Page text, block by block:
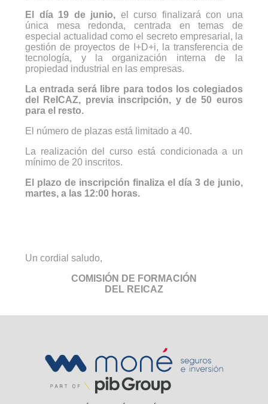
El día 19 de junio, el curso finalizará con una
única mesa redonda, centrada en temas de
especial actualidad como el secreto empresarial, la
gestión de proyectos de I+D+i, la transferencia de
tecnología, y la organización interna de la
propiedad industrial en las empresas.
La entrada será libre para todos los colegiados
del ReICAZ, previa inscripción, y de 50 euros
para el resto.
El número de plazas está limitado a 40.
La realización del curso está condicionada a un
mínimo de 20 inscritos.
El plazo de inscripción finaliza el día 3 de junio,
martes, a las 12:00 horas.
Un cordial saludo,
COMISIÓN DE FORMACIÓN
DEL REICAZ